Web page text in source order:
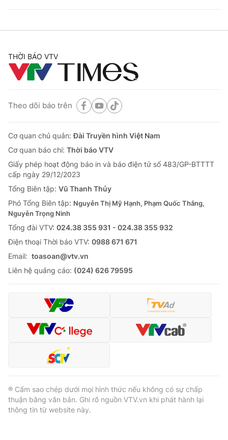
THỜI BÁO VTV
Theo dõi báo trên
Cơ quan chủ quản:Đài Truyền hình Việt Nam
Cơ quan báo chí: Thời báo VTV
Giấy phép hoạt động báo in và báo điện tử số 483/GP-BTTTT
cấp ngày 29/12/2023
Tổng Biên tập: Vũ Thanh Thủy
Phó Tổng Biên tập: Nguyễn Thị Mỹ Hạnh, Phạm Quốc Thắng,
Nguyễn Trọng Ninh
Tổng đài VTV: 024.38 355 931 - 024.38 355 932
Ðiện thoại Thời báo VTV: 0988 671 671
Email: toasoan@vtv.vn
Liên hệ quảng cáo: (024) 626 79595
® Cấm sao chép dưới mọi hình thức nếu không có sự chấp
thuận bằng văn bản. Ghi rõ nguồn VTV.vn khi phát hành lại
thông tin từ website này.